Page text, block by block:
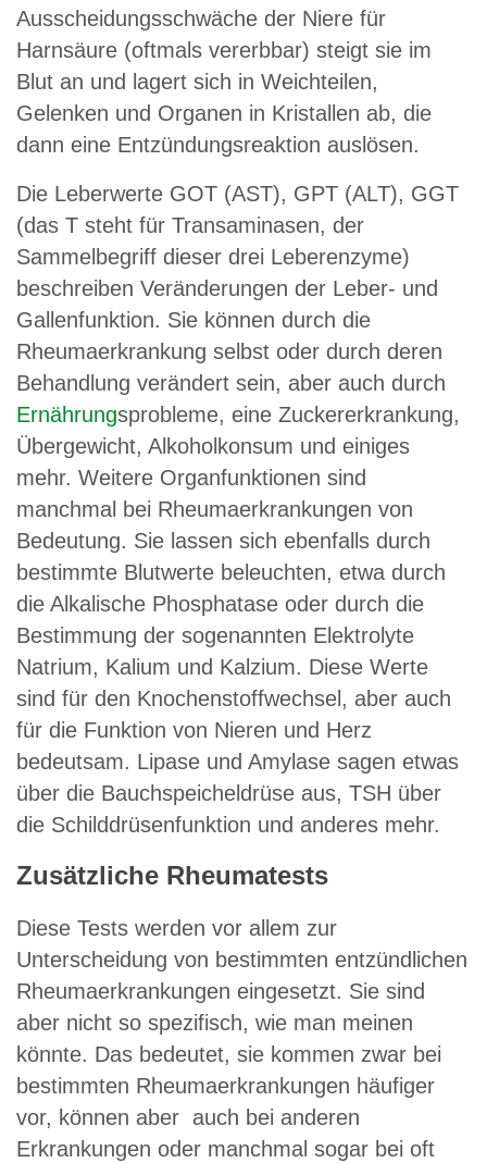
Ausscheidungsschwäche der Niere für
Harnsäure (oftmals vererbbar) steigt sie im
Blut an und lagert sich in Weichteilen,
Gelenken und Organen in Kristallen ab, die
dann eine Entzündungsreaktion auslösen.
Die Leberwerte GOT (AST), GPT (ALT), GGT
(das T steht für Transaminasen, der
Sammelbegriff dieser drei Leberenzyme)
beschreiben Veränderungen der Leber- und
Gallenfunktion. Sie können durch die
Rheumaerkrankung selbst oder durch deren
Behandlung verändert sein, aber auch durch
Ernährungsprobleme, eine Zuckererkrankung,
Übergewicht, Alkoholkonsum und einiges
mehr. Weitere Organfunktionen sind
manchmal bei Rheumaerkrankungen von
Bedeutung. Sie lassen sich ebenfalls durch
bestimmte Blutwerte beleuchten, etwa durch
die Alkalische Phosphatase oder durch die
Bestimmung der sogenannten Elektrolyte
Natrium, Kalium und Kalzium. Diese Werte
sind für den Knochenstoffwechsel, aber auch
für die Funktion von Nieren und Herz
bedeutsam. Lipase und Amylase sagen etwas
über die Bauchspeicheldrüse aus, TSH über
die Schilddrüsenfunktion und anderes mehr.
Zusätzliche Rheumatests
Diese Tests werden vor allem zur
Unterscheidung von bestimmten entzündlichen
Rheumaerkrankungen eingesetzt. Sie sind
aber nicht so spezifisch, wie man meinen
könnte. Das bedeutet, sie kommen zwar bei
bestimmten Rheumaerkrankungen häufiger
vor, können aber auch bei anderen
Erkrankungen oder manchmal sogar bei oft